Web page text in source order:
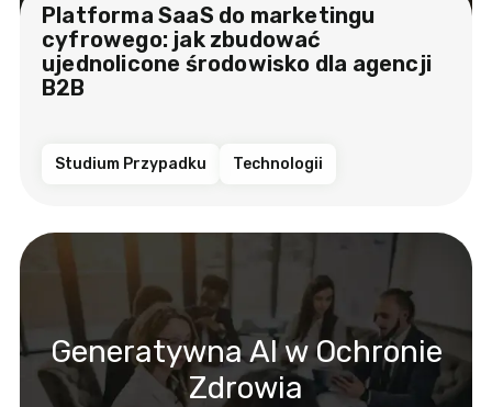
Platforma SaaS do marketingu
cyfrowego: jak zbudować
ujednolicone środowisko dla agencji
B2B
Studium Przypadku Technologii
Generatywna AI w Ochronie
Zdrowia